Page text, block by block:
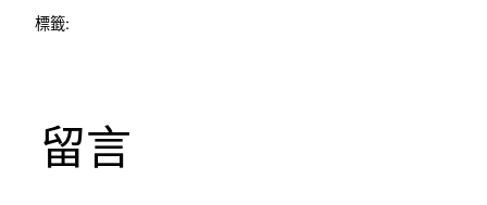
標籤:
留言